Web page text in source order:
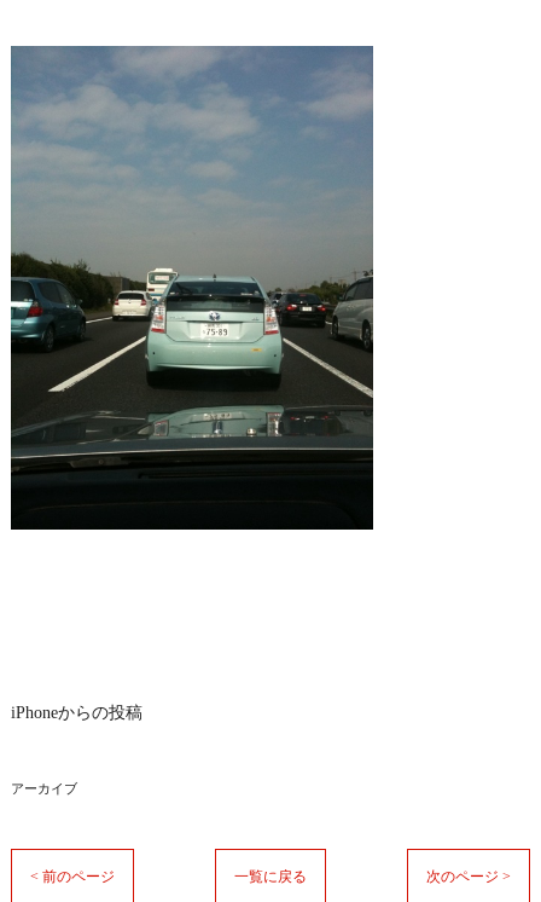
iPhoneからの投稿
アーカイブ
< 前のページ 一覧に戻る 次のページ >